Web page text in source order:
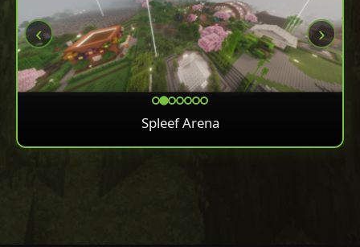
‹ ›
Spleef Arena